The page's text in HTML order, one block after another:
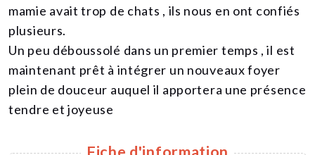
mamie avait trop de chats , ils nous en ont confiés
plusieurs.
Un peu déboussolé dans un premier temps , il est
maintenant prêt à intégrer un nouveaux foyer
plein de douceur auquel il apportera une présence
tendre et joyeuse